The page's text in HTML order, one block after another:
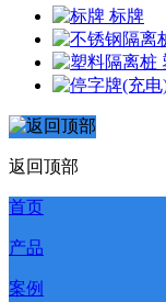
标牌
返回顶部
首页
产品
案例